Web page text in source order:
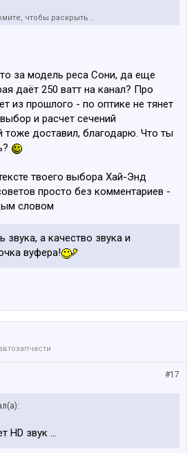
5х250Bт+saw
Oм)
на 2.5 квадрта чистой меди в
по оптике.
(нипомню их дофига), но тоже
сечения... а не с базара
На полную врубал раза
полка со стенки
а качество звука и
колонок!
чтобы раскрыть...
за модель реса Сони, да еще
даёт 250 ватт на канал? Про
из прошлого - по оптике не тянет
и расчет сечений
доставил, благодарю. Что ты
твоего выбора Хай-Энд
просто без комментариев -
словом
звука, а качество звука и
вуфера!
#17
HD звук ...